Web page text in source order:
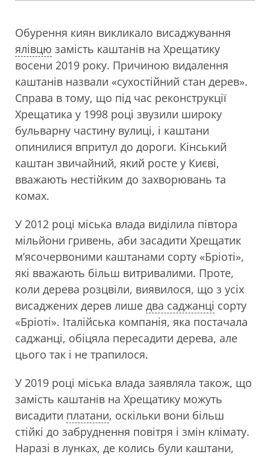
Обурення киян викликало висаджування
ялівцю замість каштанів на Хрещатику
восени 2019 року. Причиною видалення
каштанів назвали «сухостійний стан дерев».
Справа в тому, що під час реконструкції
Хрещатика у 1998 році звузили широку
бульварну частину вулиці, і каштани
опинилися впритул до дороги. Кінський
каштан звичайний, який росте у Києві,
вважають нестійким до захворювань та
комах.
У 2012 році міська влада виділила півтора
мільйони гривень, аби засадити Хрещатик
м’ясочервоними каштанами сорту «Бріоті»,
які вважають більш витривалими. Проте,
коли дерева розцвіли, виявилося, що з усіх
висаджених дерев лише два саджанці сорту
«Бріоті». Італійська компанія, яка постачала
саджанці, обіцяла пересадити дерева, але
цього так і не трапилося.
У 2019 році міська влада заявляла також, що
замість каштанів на Хрещатику можуть
висадити платани, оскільки вони більш
стійкі до забруднення повітря і змін клімату.
Наразі в лунках, де колись були каштани,